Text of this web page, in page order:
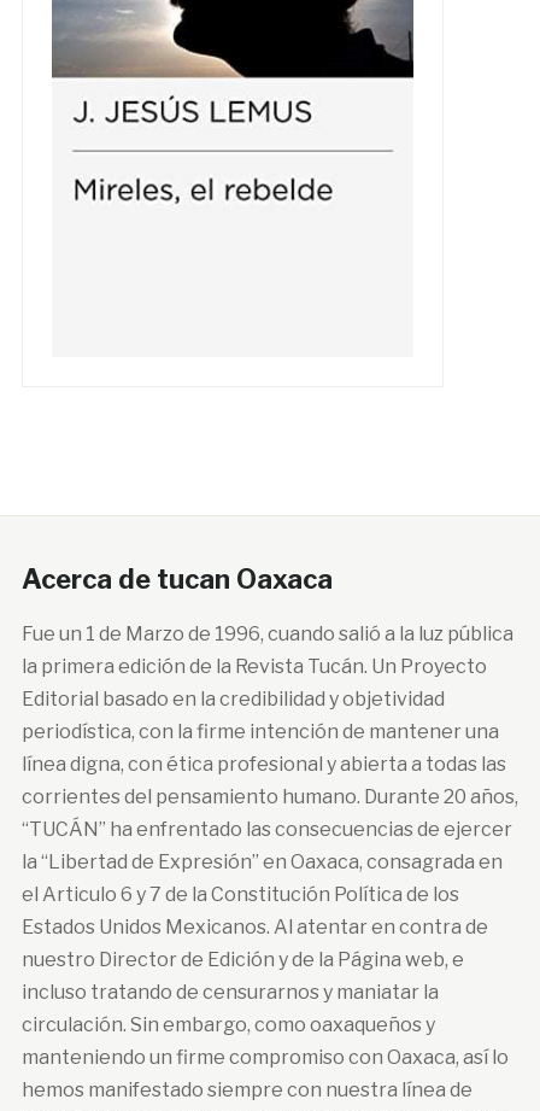
Acerca de tucan Oaxaca
Fue un 1 de Marzo de 1996, cuando salió a la luz pública
la primera edición de la Revista Tucán. Un Proyecto
Editorial basado en la credibilidad y objetividad
periodística, con la firme intención de mantener una
línea digna, con ética profesional y abierta a todas las
corrientes del pensamiento humano. Durante 20 años,
“TUCÁN” ha enfrentado las consecuencias de ejercer
la “Libertad de Expresión” en Oaxaca, consagrada en
el Articulo 6 y 7 de la Constitución Política de los
Estados Unidos Mexicanos. Al atentar en contra de
nuestro Director de Edición y de la Página web, e
incluso tratando de censurarnos y maniatar la
circulación. Sin embargo, como oaxaqueños y
manteniendo un firme compromiso con Oaxaca, así lo
hemos manifestado siempre con nuestra línea de